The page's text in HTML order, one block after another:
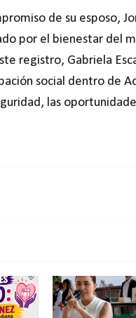
de su esposo,
por el bienestar del
registro, Gabriela
social dentro de
las